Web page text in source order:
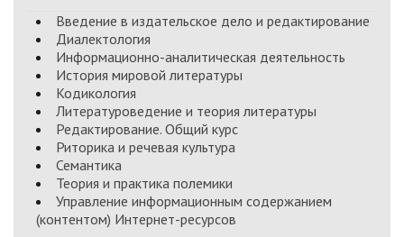
Введение в издательское дело и редактирование
Диалектология
Информационно-аналитическая деятельность
История мировой литературы
Кодикология
Литературоведение и теория литературы
Редактирование. Общий курс
Риторика и речевая культура
Семантика
Теория и практика полемики
Управление информационным содержанием
(контентом) Интернет-ресурсов